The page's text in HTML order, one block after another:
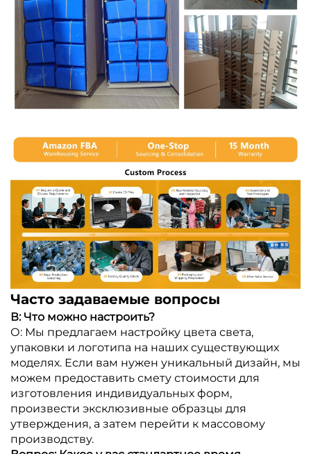
Часто задаваемые вопросы
В: Что можно настроить?
О: Мы предлагаем настройку цвета света,
упаковки и логотипа на наших существующих
моделях. Если вам нужен уникальный дизайн, мы
можем предоставить смету стоимости для
изготовления индивидуальных форм,
произвести эксклюзивные образцы для
утверждения, а затем перейти к массовому
производству.